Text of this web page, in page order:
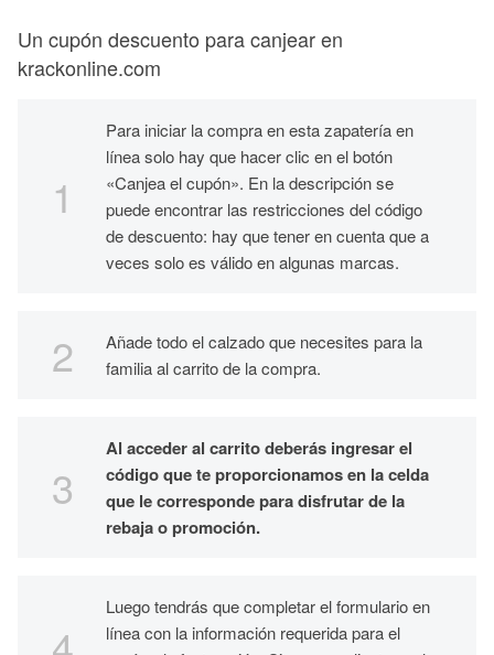
Un cupón descuento para canjear en
krackonline.com
Para iniciar la compra en esta zapatería en
línea solo hay que hacer clic en el botón
«Canjea el cupón». En la descripción se
puede encontrar las restricciones del código
de descuento: hay que tener en cuenta que a
veces solo es válido en algunas marcas.
Añade todo el calzado que necesites para la
familia al carrito de la compra.
Al acceder al carrito deberás ingresar el
código que te proporcionamos en la celda
que le corresponde para disfrutar de la
rebaja o promoción.
Luego tendrás que completar el formulario en
línea con la información requerida para el